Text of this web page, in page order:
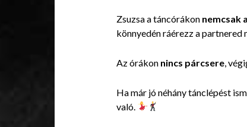
Zsuzsa a táncórákon nemcsak
könnyedén ráérezz a partnered
Az órákon nincs párcsere,
Ha már jó néhány tánclépést
való.